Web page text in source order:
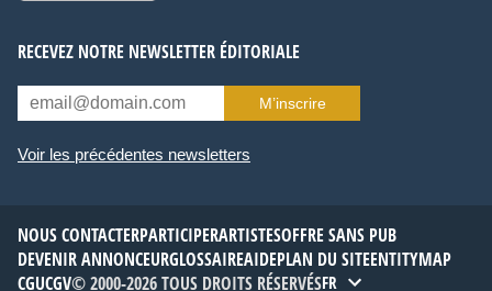
RECEVEZ NOTRE NEWSLETTER ÉDITORIALE
M’inscrire
Voir les précédentes newsletters
NOUS CONTACTERPARTICIPERARTISTESOFFRE SANS PUB
DEVENIR ANNONCEURGLOSSAIREAIDEPLAN DU SITEENTITYMAP
CGUCGV© 2000-2026 TOUS DROITS RÉSERVÉSFR